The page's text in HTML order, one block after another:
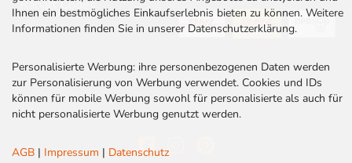
Ihnen ein bestmögliches Einkaufserlebnis bieten zu können. Weitere
Informationen finden Sie in unserer Datenschutzerklärung.
Personalisierte Werbung: ihre personenbezogenen Daten werden
zur Personalisierung von Werbung verwendet. Cookies und IDs
können für mobile Werbung sowohl für personalisierte als auch für
nicht personalisierte Werbung genutzt werden.
AGB | Impressum | Datenschutz
Rabatt Codes